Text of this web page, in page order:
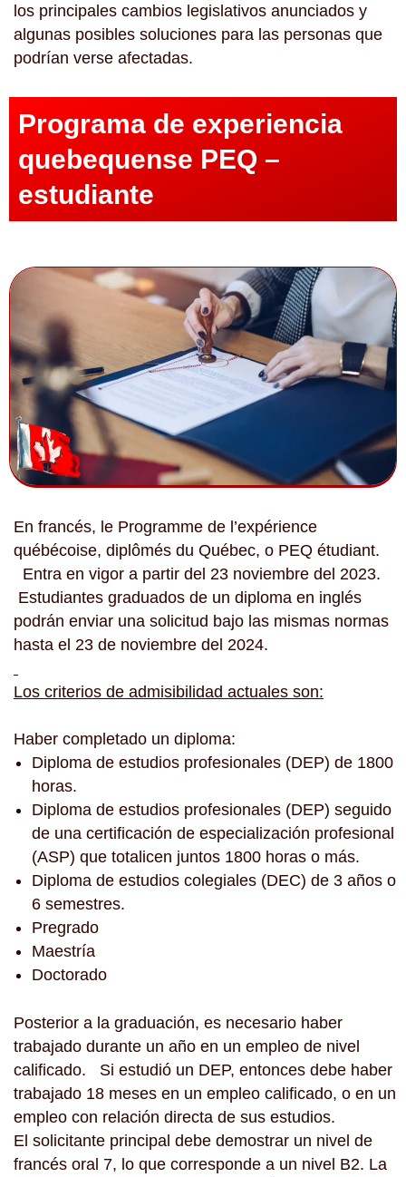
los principales cambios legislativos anunciados y
algunas posibles soluciones para las personas que
podrían verse afectadas.
Programa de experiencia
quebequense PEQ –
estudiante
En francés, le Programme de l’expérience
québécoise, diplômés du Québec, o PEQ étudiant.
Entra en vigor a partir del 23 noviembre del 2023.
Estudiantes graduados de un diploma en inglés
podrán enviar una solicitud bajo las mismas normas
hasta el 23 de noviembre del 2024.
Los criterios de admisibilidad actuales son:
Haber completado un diploma:
Diploma de estudios profesionales (DEP) de 1800
horas.
Diploma de estudios profesionales (DEP) seguido
de una certificación de especialización profesional
(ASP) que totalicen juntos 1800 horas o más.
Diploma de estudios colegiales (DEC) de 3 años o
6 semestres.
Pregrado
Maestría
Doctorado
Posterior a la graduación, es necesario haber
trabajado durante un año en un empleo de nivel
calificado. Si estudió un DEP, entonces debe haber
trabajado 18 meses en un empleo calificado, o en un
empleo con relación directa de sus estudios.
El solicitante principal debe demostrar un nivel de
francés oral 7, lo que corresponde a un nivel B2. La